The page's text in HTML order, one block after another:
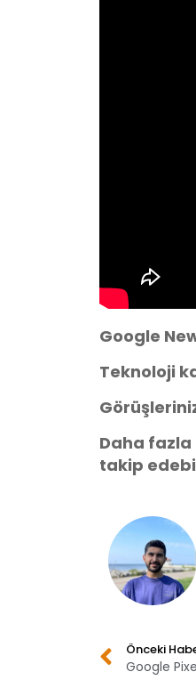
Google
Teknoloji
Daha
takip
Önceki
Google